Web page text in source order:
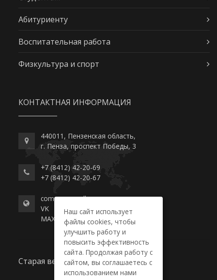
Абитуриенту
Воспитательная работа
Физкультура и спорт
КОНТАКТНАЯ ИНФОРМАЦИЯ
440011, Пензенская область,
г. Пенза, проспект Победы, 3
+7 (8412) 42-20-69
+7 (8412) 42-20-67
commerce-college.ru
VK
MAX
Старая версия сайта
Наш сайт использует
файлы cookies, чтобы
улучшить работу и
повысить эффективность
сайта. Продолжая работу с
сайтом, вы соглашаетесь с
использованием нами